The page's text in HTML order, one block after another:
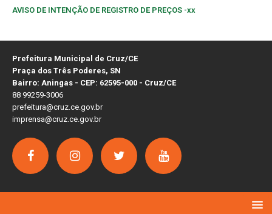
AVISO DE INTENÇÃO DE REGISTRO DE PREÇOS -xx
Prefeitura Municipal de Cruz/CE
Praça dos Três Poderes, SN
Bairro: Aningas - CEP: 62595-000 - Cruz/CE
88 99259-3006
prefeitura@cruz.ce.gov.br
imprensa@cruz.ce.gov.br